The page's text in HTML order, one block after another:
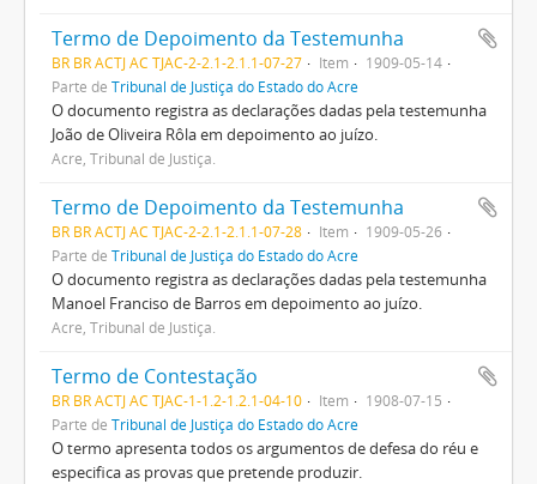
Termo de Depoimento da Testemunha
BR BR ACTJ AC TJAC-2-2.1-2.1.1-07-27 Item
1909-05-14
Parte de Tribunal de Justiça do Estado do Acre
O documento registra as declarações dadas pela testemunha
João de Oliveira Rôla em depoimento ao juízo.
Acre, Tribunal de Justiça.
Termo de Depoimento da Testemunha
BR BR ACTJ AC TJAC-2-2.1-2.1.1-07-28 Item
1909-05-26
Parte de Tribunal de Justiça do Estado do Acre
O documento registra as declarações dadas pela testemunha
Manoel Franciso de Barros em depoimento ao juízo.
Acre, Tribunal de Justiça.
Termo de Contestação
BR BR ACTJ AC TJAC-1-1.2-1.2.1-04-10 Item
1908-07-15
Parte de Tribunal de Justiça do Estado do Acre
O termo apresenta todos os argumentos de defesa do réu e
especifica as provas que pretende produzir.